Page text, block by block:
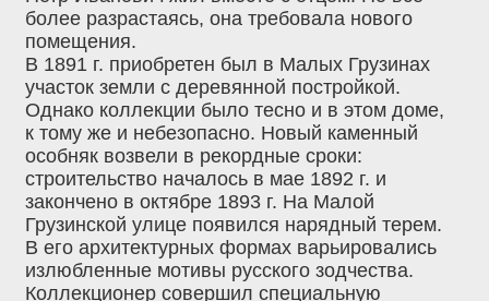
более разрастаясь, она требовала нового
помещения.
В 1891 г. приобретен был в Малых Грузинах
участок земли с деревянной постройкой.
Однако коллекции было тесно и в этом доме,
к тому же и небезопасно. Новый каменный
особняк возвели в рекордные сроки:
строительство началось в мае 1892 г. и
закончено в октябре 1893 г. На Малой
Грузинской улице появился нарядный терем.
В его архитектурных формах варьировались
излюбленные мотивы русского зодчества.
Коллекционер совершил специальную